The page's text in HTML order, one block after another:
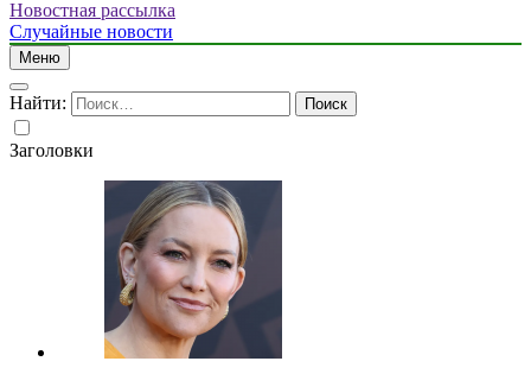
Новостная рассылка
Случайные новости
Меню
Найти:
Заголовки